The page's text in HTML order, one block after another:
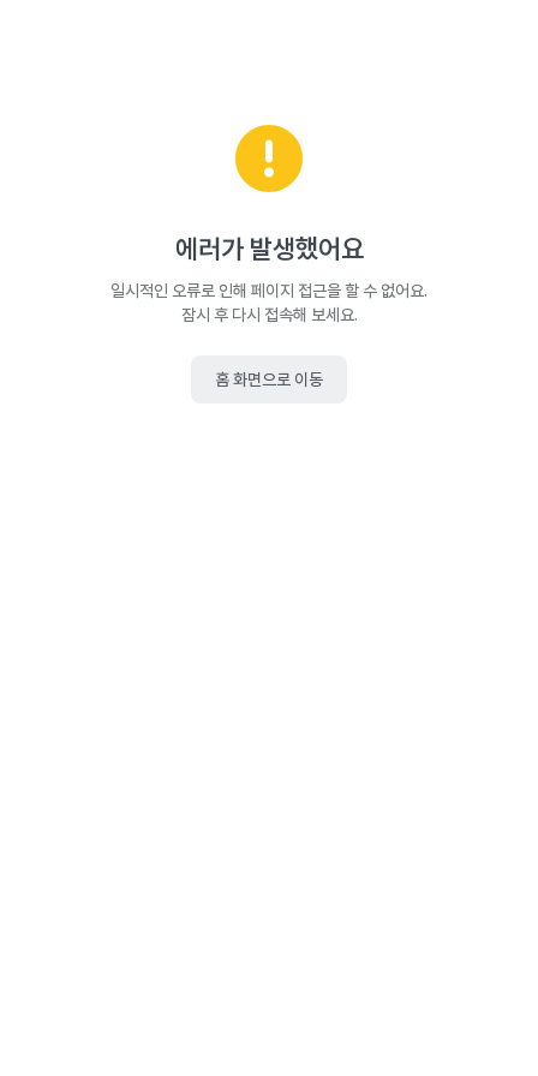
에러가 발생했어요
일시적인 오류로 인해 페이지 접근을 할 수 없어요.
잠시 후 다시 접속해 보세요.
홈 화면으로 이동